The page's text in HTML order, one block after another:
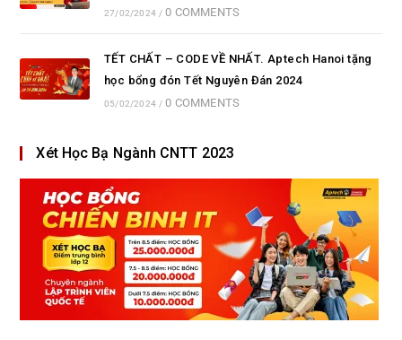
27/02/2024 / 0 COMMENTS
TẾT CHẤT – CODE VỀ NHẤT. Aptech Hanoi tặng
học bổng đón Tết Nguyên Đán 2024
05/02/2024 / 0 COMMENTS
Xét Học Bạ Ngành CNTT 2023